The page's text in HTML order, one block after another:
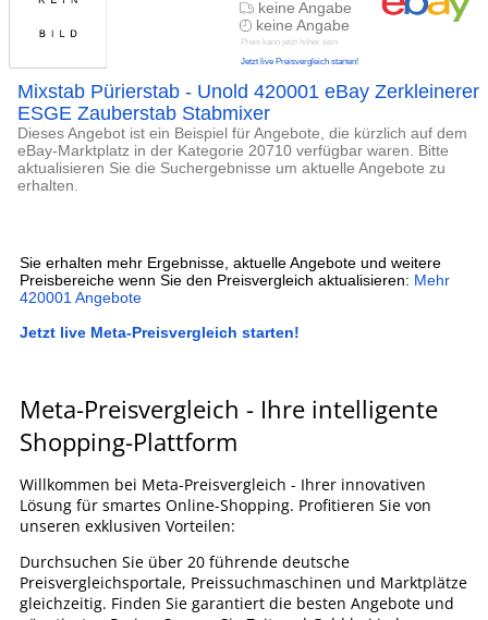
keine Angabe
keine Angabe
Preis kann jetzt höher sein
Jetzt live Preisvergleich starten!
Mixstab Pürierstab - Unold 420001 eBay Zerkleinerer
ESGE Zauberstab Stabmixer
Dieses Angebot ist ein Beispiel für Angebote, die kürzlich auf dem
eBay-Marktplatz in der Kategorie 20710 verfügbar waren. Bitte
aktualisieren Sie die Suchergebnisse um aktuelle Angebote zu
erhalten.
Sie erhalten mehr Ergebnisse, aktuelle Angebote und weitere
Preisbereiche wenn Sie den Preisvergleich aktualisieren: Mehr
420001 Angebote
Jetzt live Meta-Preisvergleich starten!
Meta-Preisvergleich - Ihre intelligente
Shopping-Plattform
Willkommen bei Meta-Preisvergleich - Ihrer innovativen
Lösung für smartes Online-Shopping. Profitieren Sie von
unseren exklusiven Vorteilen:
Durchsuchen Sie über 20 führende deutsche
Preisvergleichsportale, Preissuchmaschinen und Marktplätze
gleichzeitig. Finden Sie garantiert die besten Angebote und